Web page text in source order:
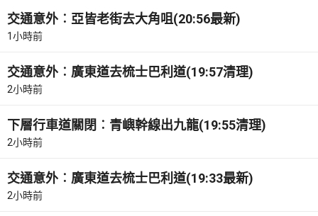
交通意外︰亞皆老街去大角咀(20:56最新)
1小時前
交通意外︰廣東道去梳士巴利道(19:57清理)
2小時前
下層行車道關閉︰青嶼幹線出九龍(19:55清理)
2小時前
交通意外︰廣東道去梳士巴利道(19:33最新)
2小時前